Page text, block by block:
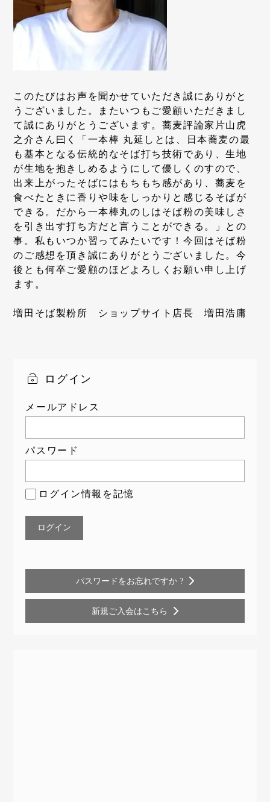
このたびはお声を聞かせていただき誠にありがと
うございました。またいつもご愛顧いただきまし
て誠にありがとうございます。蕎麦評論家片山虎
之介さん曰く「一本棒 丸延しとは、日本蕎麦の最
も基本となる伝統的なそば打ち技術であり、生地
が生地を抱きしめるようにして優しくのすので、
出来上がったそばにはもちもち感があり、蕎麦を
食べたときに香りや味をしっかりと感じるそばが
できる。だから一本棒丸のしはそば粉の美味しさ
を引き出す打ち方だと言うことができる。」との
事。私もいつか習ってみたいです！今回はそば粉
のご感想を頂き誠にありがとうございました。今
後とも何卒ご愛顧のほどよろしくお願い申し上げ
ます。
増田そば製粉所 ショップサイト店長 増田浩庸
ログイン
メールアドレス
パスワード
ログイン情報を記憶
パスワードをお忘れですか ?
新規ご入会はこちら